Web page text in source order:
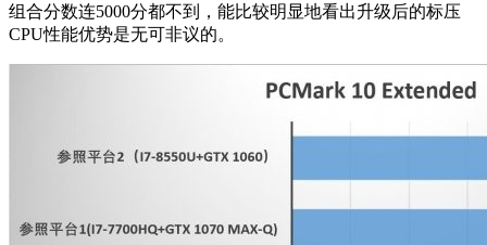
组合分数连5000分都不到，能比较明显地看出升级后的标压
CPU性能优势是无可非议的。